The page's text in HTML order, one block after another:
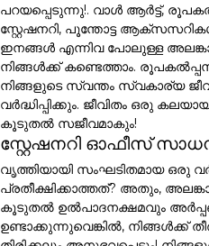
പറയപ്പെടുന്നു!. വാൾ ആർട്ട്,
സ്റ്റേഷനറി, പൂന്തോട്ട
ഇനങ്ങൾ എന്നിവ പോലുള്ള
നിങ്ങൾക്ക് കണ്ടെത്താം.
നിങ്ങളുടെ സ്വന്തം സ്വകാര്യ
വർദ്ധിപ്പിക്കും. ജീവിതം ഒരു
കൂടുതൽ സജീവമാകും!
സ്റ്റേഷനറി ഓഫീസ്
വൃത്തിയായി സംഘടിതമായ ഒരു
പ്രതീക്ഷിക്കാത്തത്? അതും,
കൂടുതൽ ഉൽപാദനക്ഷമവും
ഉണ്ടാക്കുന്നുവെങ്കിൽ, നിങ്ങൾക്ക്